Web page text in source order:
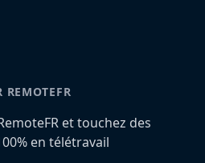
REMOTEFR
et touchez des
en télétravail